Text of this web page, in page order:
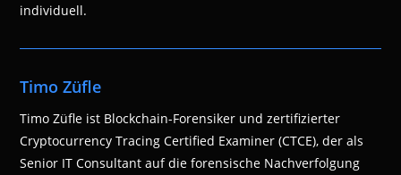
individuell.
Timo Züfle
Timo Züfle ist Blockchain-Forensiker und zertifizierter
Cryptocurrency Tracing Certified Examiner (CTCE), der als
Senior IT Consultant auf die forensische Nachverfolgung